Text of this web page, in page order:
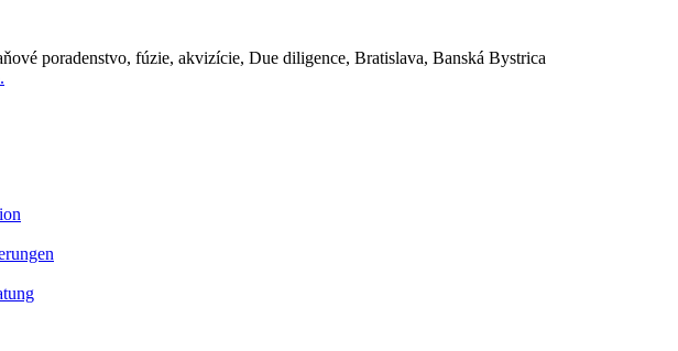
poradenstvo, fúzie, akvizície, Due diligence, Bratislava, Banská Bystrica